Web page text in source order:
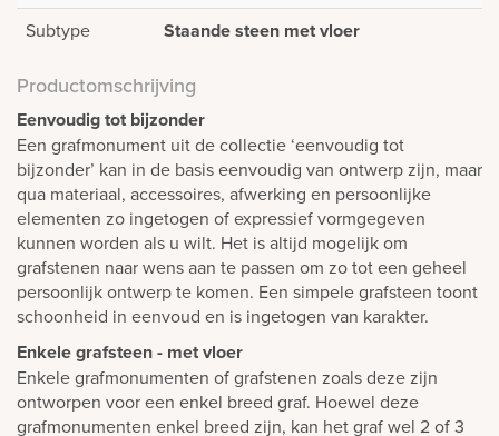
Subtype Staande steen met vloer
Productomschrijving
Eenvoudig tot bijzonder
Een grafmonument uit de collectie ‘eenvoudig tot
bijzonder’ kan in de basis eenvoudig van ontwerp zijn, maar
qua materiaal, accessoires, afwerking en persoonlijke
elementen zo ingetogen of expressief vormgegeven
kunnen worden als u wilt. Het is altijd mogelijk om
grafstenen naar wens aan te passen om zo tot een geheel
persoonlijk ontwerp te komen. Een simpele grafsteen toont
schoonheid in eenvoud en is ingetogen van karakter.
Enkele grafsteen - met vloer
Enkele grafmonumenten of grafstenen zoals deze zijn
ontworpen voor een enkel breed graf. Hoewel deze
grafmonumenten enkel breed zijn, kan het graf wel 2 of 3